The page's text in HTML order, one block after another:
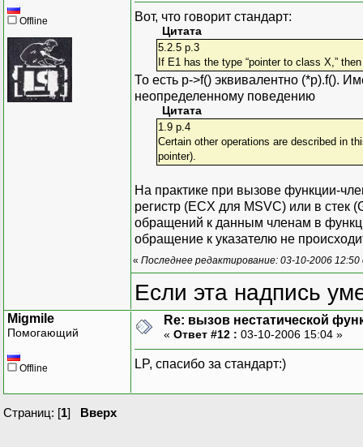
Offline Вот, что говорит стандарт:
Цитата
5.2.5 p.3
If E1 has the type “pointer to class X,”
То есть p->f() эквивалентно (*p).f().
неопределенному поведению
Цитата
1.9 p.4
Certain other operations are described in
pointer).
На практике при вызове функции-
регистр (ECX для MSVC) или в стек
обращений к данным членам в
обращение к указателю не
« Последнее редактирование: 03-10-2006
Если эта надпись
Migmile
Помогающий
Offline
Re: вызов нестатической
« Ответ #12 : 03-10-2006 15:04 »
LP, спасибо за стандарт:)
Страниц: [1] Вверх